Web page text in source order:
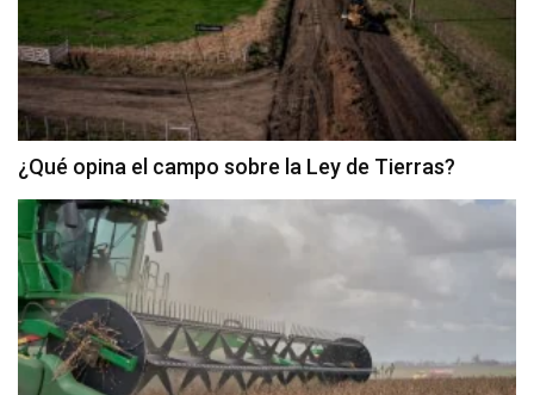
¿Qué opina el campo sobre la Ley de Tierras?